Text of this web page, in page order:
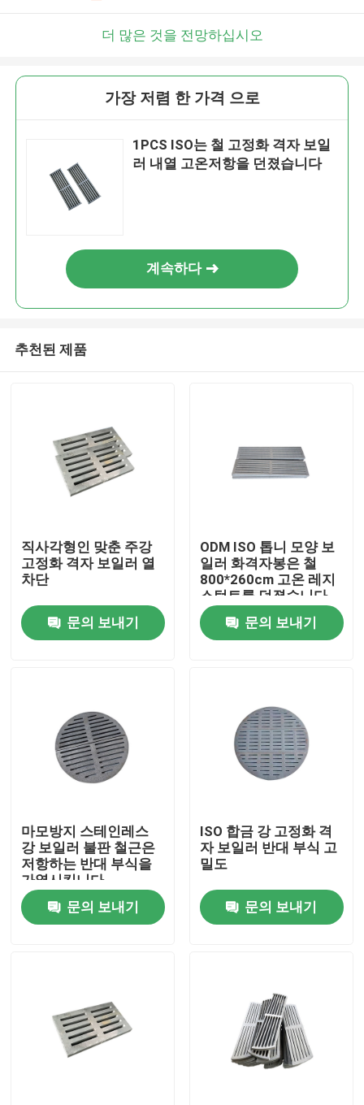
집
우리에 대하여
공장 여행
품질 관리
연락주세요
석탄 보일러부
더 많은 것을 전망하십시오
가장 저렴 한 가격 으로
1PCS ISO는 철 고정화 격자 보일
러 내열 고온저항을 던졌습니다
계속하다
추천된 제품
직사각형인 맞춘 주강
고정화 격자 보일러 열
차단
문의 보내기
ODM ISO 톱니 모양 보
일러 화격자봉은 철
800*260cm 고온 레지
스턴트를 던졌습니다
문의 보내기
마모방지 스테인레스
강 보일러 불판 철근은
저항하는 반대 부식을
가열시킵니다
문의 보내기
ISO 합금 강 고정화 격
자 보일러 반대 부식 고
밀도
문의 보내기